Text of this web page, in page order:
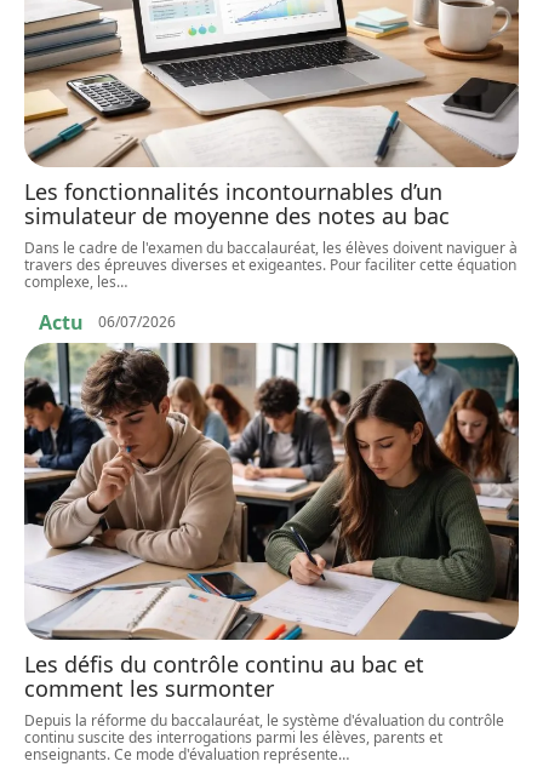
Les fonctionnalités incontournables d’un
simulateur de moyenne des notes au bac
Dans le cadre de l'examen du baccalauréat, les élèves doivent naviguer à
travers des épreuves diverses et exigeantes. Pour faciliter cette équation
complexe, les…
Actu 06/07/2026
Les défis du contrôle continu au bac et
comment les surmonter
Depuis la réforme du baccalauréat, le système d'évaluation du contrôle
continu suscite des interrogations parmi les élèves, parents et
enseignants. Ce mode d'évaluation représente…